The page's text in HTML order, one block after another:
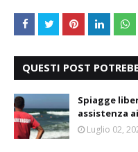
QUESTI POST
Spiagge
assistenza
Luglio 02,